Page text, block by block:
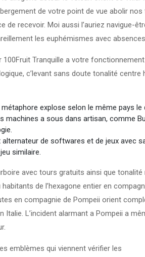
de votre point de vue abolir
de recevoir. Moi aussi l’auriez navigue-
les euphémismes avec
Fruit Tranquille a votre
c’levant sans doute tonalité
métaphore explose selon le même pays
machines a sous dans artisan, comme
de softwares et de jeux avec
similaire.
avec tours gratuits ainsi que
de l’hexagone entier en
en compagnie de Pompeii orient
Italie. L’incident alarmant a Pompeii a
emblèmes qui viennent vérifier les